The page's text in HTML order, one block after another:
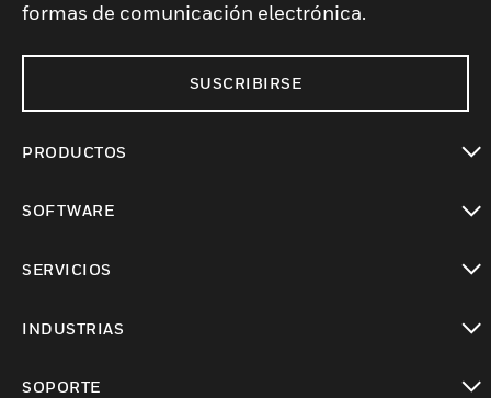
formas de comunicación electrónica.
SUSCRIBIRSE
PRODUCTOS
SOFTWARE
SERVICIOS
INDUSTRIAS
SOPORTE